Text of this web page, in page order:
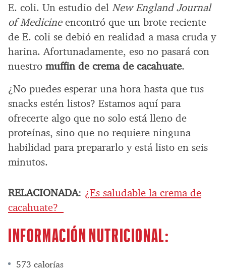
E. coli. Un estudio del New England Journal
of Medicineencontró que un brote reciente
de E. coli se debió en realidad a masa cruda y
harina. Afortunadamente, eso no pasará con
nuestro muffin de crema de cacahuate.
¿No puedes esperar una hora hasta que tus
snacks estén listos? Estamos aquí para
ofrecerte algo que no solo está lleno de
proteínas, sino que no requiere ninguna
habilidad para prepararlo y está listo en seis
minutos.
RELACIONADA: ¿Es saludable la crema de
cacahuate?
INFORMACIÓN NUTRICIONAL:
573 calorías